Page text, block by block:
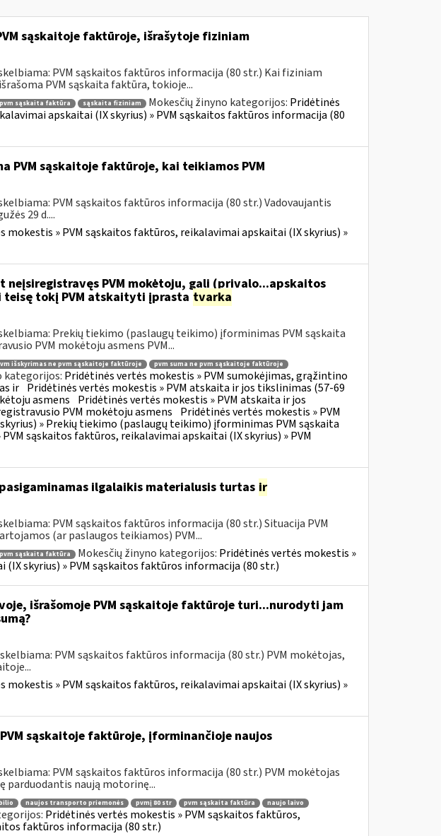
sąskaitoje faktūroje, išrašytoje fiziniam
PVM sąskaitos faktūros informacija (80 str.) Kai fiziniam
PVM sąskaita faktūra, tokioje...
pvm sąskaita faktūra sąskaita fiziniam Mokesčių žinyno kategorijos: Pridėtinės
apskaitai (IX skyrius) » PVM sąskaitos faktūros informacija (80
PVM sąskaitoje faktūroje, kai teikiamos PVM
PVM sąskaitos faktūros informacija (80 str.) Vadovaujantis
29 d....
mokestis » PVM sąskaitos faktūros, reikalavimai apskaitai (IX skyrius) »
PVM mokėtoju, gali (privalo...apskaitos
teisę tokį PVM atskaityti įprasta tvarka
Prekių tiekimo (paslaugų teikimo) įforminimas PVM sąskaita
PVM mokėtoju asmens PVM...
išskyrimas ne pvm sąskaitoje faktūroje
pvm suma ne pvm sąskaitoje faktūroje
kategorijos: Pridėtinės vertės mokestis » PVM sumokėjimas, grąžintino
ir Pridėtinės vertės mokestis » PVM atskaita ir jos tikslinimas (57-69
asmens Pridėtinės vertės mokestis » PVM atskaita ir jos
PVM mokėtoju asmens Pridėtinės vertės mokestis » PVM
» Prekių tiekimo (paslaugų teikimo) įforminimas PVM sąskaita
sąskaitos faktūros, reikalavimai apskaitai (IX skyrius) » PVM
ilgalaikis materialusis turtas ir
PVM sąskaitos faktūros informacija (80 str.) Situacija PVM
(ar paslaugos teikiamos) PVM...
pvm sąskaita faktūra Mokesčių žinyno kategorijos: Pridėtinės vertės mokestis »
skyrius) » PVM sąskaitos faktūros informacija (80 str.)
išrašomoje PVM sąskaitoje faktūroje turi...nurodyti jam
PVM sąskaitos faktūros informacija (80 str.) PVM mokėtojas,
mokestis » PVM sąskaitos faktūros, reikalavimai apskaitai (IX skyrius) »
sąskaitoje faktūroje, įforminančioje naujos
PVM sąskaitos faktūros informacija (80 str.) PVM mokėtojas
parduodantis naują motorinę...
naujos transporto priemonės pvmį 80 str pvm sąskaita faktūra
naujo laivo
Pridėtinės vertės mokestis » PVM sąskaitos faktūros,
faktūros informacija (80 str.)